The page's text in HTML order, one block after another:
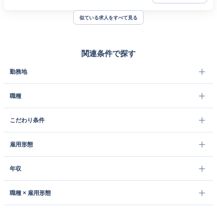
似ている求人をすべて見る
関連条件で探す
勤務地
職種
こだわり条件
雇用形態
年収
職種 × 雇用形態